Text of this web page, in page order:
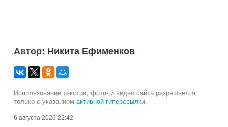
Автор: Никита Ефименков
Использование текстов, фото- и видео сайта разрешается
только с указанием активной гиперссылки.
6 августа 2026 22:42